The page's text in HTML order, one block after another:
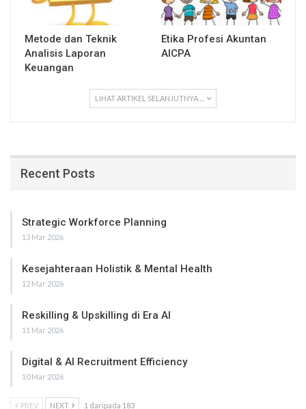
Metode dan Teknik
Analisis Laporan
Keuangan
Etika Profesi Akuntan
AICPA
LIHAT ARTIKEL SELANJUTNYA ...
Recent Posts
Strategic Workforce Planning
13 Mar 2026
Kesejahteraan Holistik & Mental Health
12 Mar 2026
Reskilling & Upskilling di Era AI
11 Mar 2026
Digital & AI Recruitment Efficiency
10 Mar 2026
PREV NEXT 1 daripada 183